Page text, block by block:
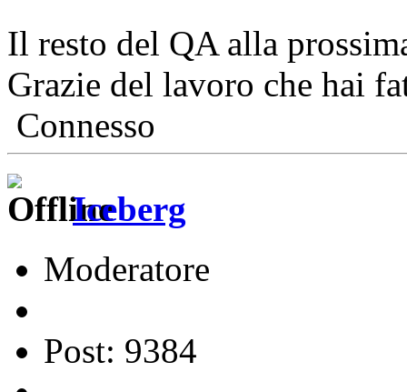
Il resto del QA alla
Grazie del lavoro che hai
Connesso
Iceberg
Moderatore
Post: 9384